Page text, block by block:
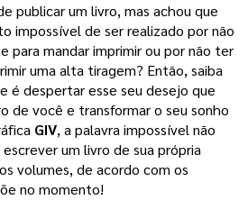
publicar um livro, mas achou que
impossível de ser realizado por não
para mandar imprimir ou por não ter
uma alta tiragem? Então, saiba
é despertar esse seu desejo que
de você e transformar o seu sonho
GIV, a palavra impossível não
um livro de sua própria
volumes, de acordo com os
no momento!